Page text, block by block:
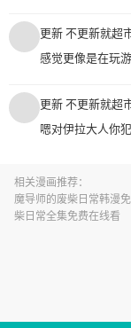
更新 不更新就超
感觉更像是在玩
更新 不更新就超
嗯对伊拉大人你
相关漫画推荐：
魔导师的废柴日常韩漫
柴日常全集免费在线看